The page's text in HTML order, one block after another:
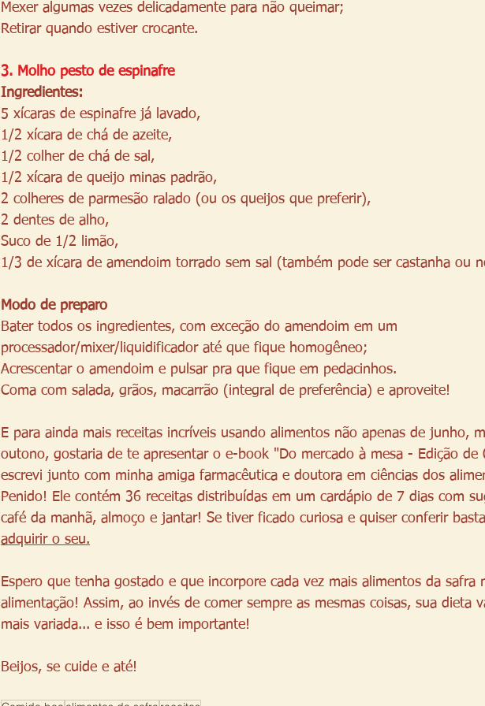
Mexer algumas vezes delicadamente para não queimar;
Retirar quando estiver crocante.
3. Molho pesto de espinafre
Ingredientes:
5 xícaras de espinafre já lavado,
1/2 xícara de chá de azeite,
1/2 colher de chá de sal,
1/2 xícara de queijo minas padrão,
2 colheres de parmesão ralado (ou os queijos que preferir),
2 dentes de alho,
Suco de 1/2 limão,
1/3 de xícara de amendoim torrado sem sal (também pode ser castanha ou
Modo de preparo
Bater todos os ingredientes, com exceção do amendoim em um
processador/mixer/liquidificador até que fique homogêneo;
Acrescentar o amendoim e pulsar pra que fique em pedacinhos.
Coma com salada, grãos, macarrão (integral de preferência) e aproveite!
E para ainda mais receitas incríveis usando alimentos não apenas de junho,
outono, gostaria de te apresentar o e-book "Do mercado à mesa - Edição de
escrevi junto com minha amiga farmacêutica e doutora em ciências dos
Penido! Ele contém 36 receitas distribuídas em um cardápio de 7 dias com
café da manhã, almoço e jantar! Se tiver ficado curiosa e quiser conferir basta
adquirir o seu.
Espero que tenha gostado e que incorpore cada vez mais alimentos da safra
alimentação! Assim, ao invés de comer sempre as mesmas coisas, sua dieta
mais variada... e isso é bem importante!
Beijos, se cuide e até!